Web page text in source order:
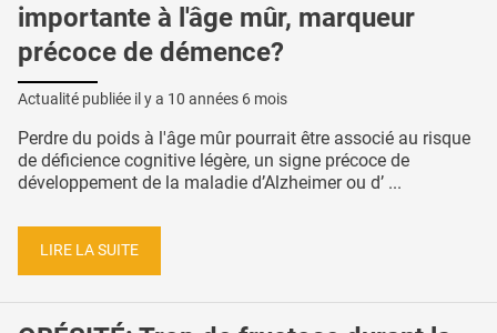
importante à l'âge mûr, marqueur
précoce de démence?
Actualité publiée il y a 10 années 6 mois
Perdre du poids à l'âge mûr pourrait être associé au risque
de déficience cognitive légère, un signe précoce de
développement de la maladie d’Alzheimer ou d’ ...
LIRE LA SUITE